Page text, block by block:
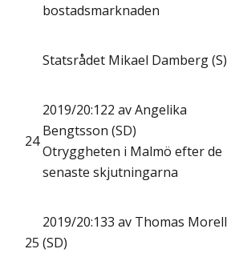
bostadsmarknaden
Statsrådet Mikael Damberg (S)
24
2019/20:122 av Angelika
Bengtsson (SD)
Otryggheten i Malmö efter de
senaste skjutningarna
25
2019/20:133 av Thomas Morell
(SD)